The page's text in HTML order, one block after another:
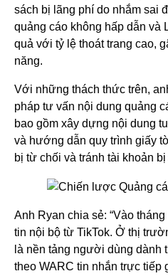
sách bị lãng phí do nhắm sai
quảng cáo không hấp dẫn và
quả với tỷ lệ thoát trang cao,
năng.
Với những thách thức trên,
pháp tư vấn nội dung quảng
bao gồm xây dựng nội dung
và hướng dẫn quy trình giấy
bị từ chối và tránh tài khoản
Anh Ryan chia sẻ: “Vào
tin nội bộ từ TikTok. Ở thị
là nền tảng người dùng dành
theo WARC tin nhắn trực